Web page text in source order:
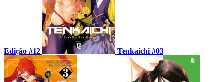
Edição #12 Tenkaichi #03